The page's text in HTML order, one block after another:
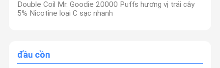
Double Coil Mr. Goodie 20000 Puffs hương vị trái cây
5% Nicotine loại C sạc nhanh
đầu cồn